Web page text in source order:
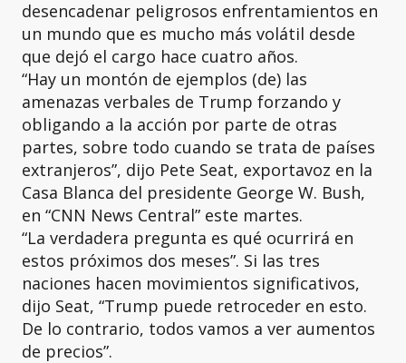
desencadenar peligrosos enfrentamientos en
un mundo que es mucho más volátil desde
que dejó el cargo hace cuatro años.
“Hay un montón de ejemplos (de) las
amenazas verbales de Trump forzando y
obligando a la acción por parte de otras
partes, sobre todo cuando se trata de países
extranjeros”, dijo Pete Seat, exportavoz en la
Casa Blanca del presidente George W. Bush,
en “CNN News Central” este martes.
“La verdadera pregunta es qué ocurrirá en
estos próximos dos meses”. Si las tres
naciones hacen movimientos significativos,
dijo Seat, “Trump puede retroceder en esto.
De lo contrario, todos vamos a ver aumentos
de precios”.